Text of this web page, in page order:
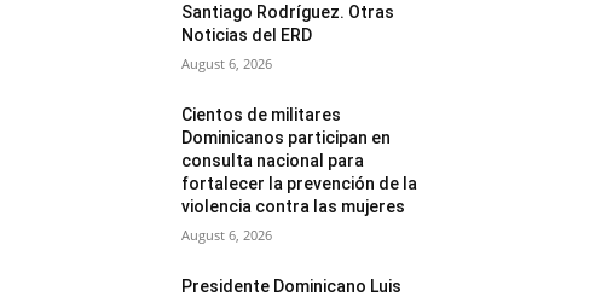
Santiago Rodríguez. Otras
Noticias del ERD
August 6, 2026
Cientos de militares
Dominicanos participan en
consulta nacional para
fortalecer la prevención de la
violencia contra las mujeres
August 6, 2026
Presidente Dominicano Luis